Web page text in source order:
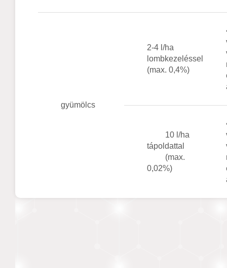
gyümölcs
2-4 l/ha
lombkezeléssel
(max. 0,4%)
10 l/ha
tápoldattal
(max.
0,02%)